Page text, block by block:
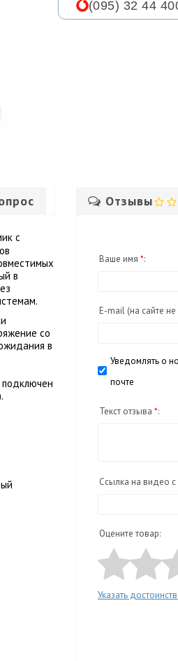
(095) 32 44
с
в
со
в
Отзывы
Ваше имя *:
E-mail (на сайте
Уведомлять о
почте
Текст отзыва *:
Ссылка на видео с
Оцените товар:
Указать